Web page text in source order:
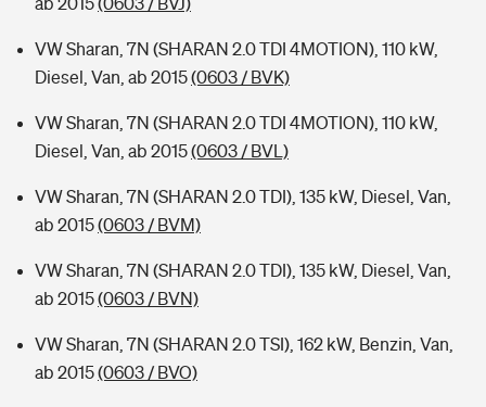
VW Sharan, 7N (SHARAN 2.0 TDI 4MOTION), 110 kW,
Diesel, Van, ab 2015(0603 / BVK)
VW Sharan, 7N (SHARAN 2.0 TDI 4MOTION), 110 kW,
Diesel, Van, ab 2015(0603 / BVL)
VW Sharan, 7N (SHARAN 2.0 TDI), 135 kW, Diesel, Van,
ab 2015(0603 / BVM)
VW Sharan, 7N (SHARAN 2.0 TDI), 135 kW, Diesel, Van,
ab 2015(0603 / BVN)
VW Sharan, 7N (SHARAN 2.0 TSI), 162 kW, Benzin, Van,
ab 2015(0603 / BVO)